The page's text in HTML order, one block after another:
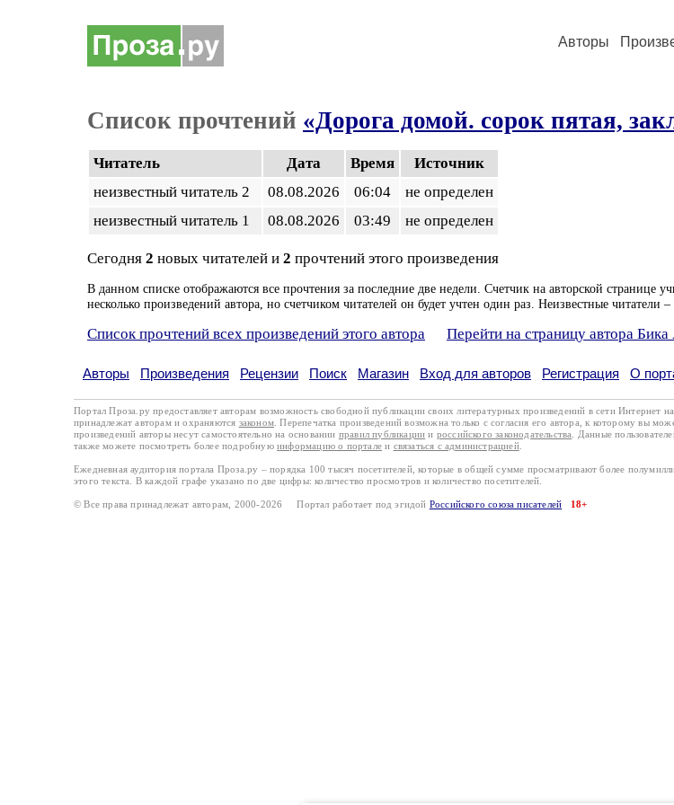
Авторы
Список прочтений «Дорога домой. сорок пятая,
Читатель Дата Время
Источник
неизвестный читатель 2
08.08.2026 06:04
не определен
неизвестный читатель 1
08.08.2026 03:49 не определен
Сегодня 2 новых читателей и 2 прочтений этого произведения
В данном списке отображаются все прочтения за последние две недели. Счетчик на авторской странице
несколько произведений автора, но счетчиком читателей он будет учтен один раз. Неизвестные читатели
Список прочтений всех произведений этого автора Перейти на страницу автора Бика
Авторы Произведения Рецензии Поиск Магазин Вход для авторов Регистрация О
Портал Проза.ру предоставляет авторам возможность свободной публикации своих литературных произведений в сети Интернет
принадлежат авторам и охраняются законом . Перепечатка произведений возможна только с согласия его автора, к которому вы
произведений авторы несут самостоятельно на основании правил публикации и российского законодательства . Данные
также можете посмотреть более подробную информацию о портале и связаться с администрацией.
Ежедневная аудитория портала Проза.ру – порядка 100 тысяч посетителей, которые в общей сумме просматривают более
этого текста. В каждой графе указано по две цифры: количество просмотров и количество посетителей.
© Все права принадлежат авторам, 2000-2026 Портал работает под эгидой Российского союза писателей 18+